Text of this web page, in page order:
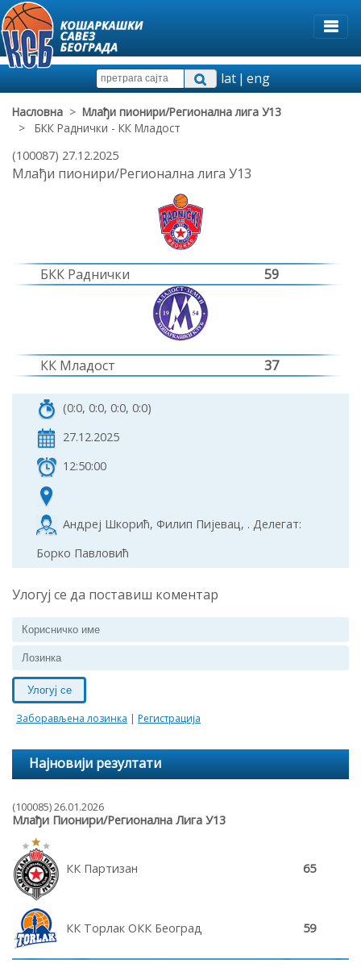
lat|eng
Насловна > Млађи пионири/Регионална лига У13
> БКК Раднички - КК Младост
(100087) 27.12.2025
Млађи пионири/Регионална лига У13
БКК Раднички 59
КК Младост 37
(0:0, 0:0, 0:0, 0:0)
27.12.2025
12:50:00
Андреј Шкорић, Филип Пијевац, . Делегат:
Борко Павловић
Улогуј се да поставиш коментар
Улогуј се
Заборављена лозинка | Регистрација
Најновији резултати
(100085) 26.01.2026
Млађи Пионири/Регионална Лига У13
КК Партизан 65
КК Торлак ОКК Београд 59